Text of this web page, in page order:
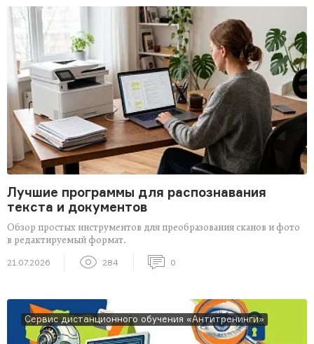
Лучшие программы для распознавания
текста и документов
Обзор простых инструментов для преобразования сканов и фото
в редактируемый формат.
21.07.2026 284 0
Сервис дистанционного обучения «Антитренинги»